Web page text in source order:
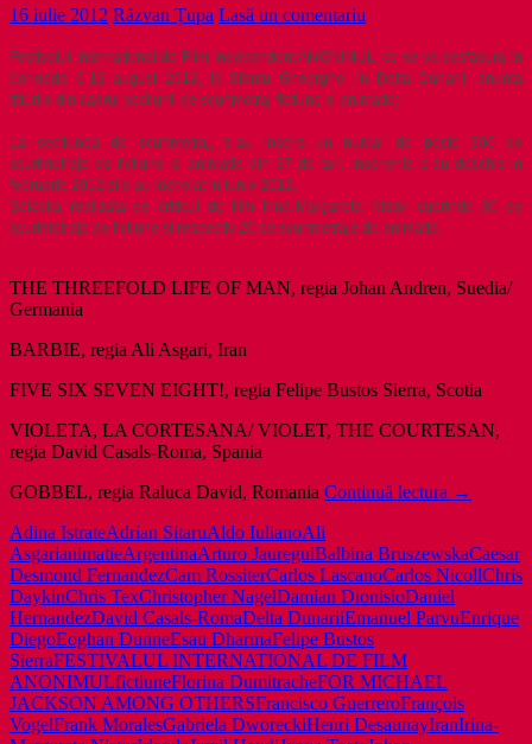
16 iulie 2012 Răzvan Țupa Lasă un comentariu
Festivalul International de Film Independent ANONIMUL, ce se va desfasura in
perioada 6-12 august 2012, la Sfantu Gheorghe, in Delta Dunarii, anunta
titlurile din cadrul sectiunii de scurtmetraj fictiune si animatie:
La sectiunea de scurtmetraj, s-au inscris un numar de peste 300 de
scurtmetraje de fictiune si animatie din 37 de tari. Inscrierile s-au deschis in
februarie 2012 si s-au incheiat in iunie 2012.
Selectia realizata de criticul de film Irina-Margareta Nistor cuprinde 30 de
scurtmetraje de fictiune si respectiv 20 de scurtmetraje de animatie.
THE THREEFOLD LIFE OF MAN, regia Johan Andren, Suedia/
Germania
BARBIE, regia Ali Asgari, Iran
FIVE SIX SEVEN EIGHT!, regia Felipe Bustos Sierra, Scotia
VIOLETA, LA CORTESANA/ VIOLET, THE COURTESAN,
regia David Casals-Roma, Spania
GOBBEL, regia Raluca David, Romania Continuă lectura
DE
FILM
→
Adina IstrateAdrian SitaruAldo IulianoAli
AsgarianimatieArgentinaArturo JaureguiBalbina BruszewskaCaesar
Desmond FernandezCam RossiterCarlos LascanoCarlos NicollChris
DaykinChris TexChristopher NagelDamian DionisioDaniel
HernandezDavid Casals-RomaDelta DunariiEmanuel ParvuEnrique
DiegoEoghan DunneEsau DharmaFelipe Bustos
SierraFESTIVALUL INTERNATIONAL DE FILM
ANONIMULfictiuneFlorina DumitracheFOR MICHAEL
JACKSON AMONG OTHERSFrancisco GuerreroFrançois
VogelFrank MoralesGabriela DworeckiHenri DesaunayIranIrina-